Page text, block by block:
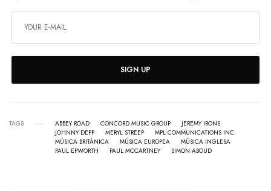
SIGN UP
TAGS ABBEY ROAD CONCORD MUSIC GROUP
JEREMY IRONS
JOHNNY DEPP
MERYL STREEP
MPL COMMUNICATIONS INC.
MÚSICA BRITÁNICA
MÚSICA EUROPEA
MÚSICA INGLESA
PAUL EPWORTH
PAUL MCCARTNEY SIMON ABOUD